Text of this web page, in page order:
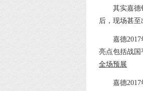
其实嘉德
后，现场甚至
嘉德
亮点包括战国
全场预展
嘉德